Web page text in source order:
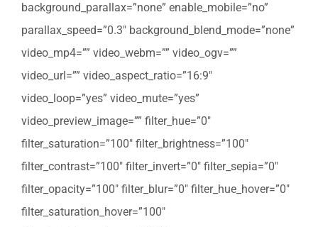
background_parallax=”none” enable_mobile=”no”
parallax_speed=”0.3″ background_blend_mode=”none”
video_mp4=”” video_webm=”” video_ogv=””
video_url=”” video_aspect_ratio=”16:9″
video_loop=”yes” video_mute=”yes”
video_preview_image=”” filter_hue=”0″
filter_saturation=”100″ filter_brightness=”100″
filter_contrast=”100″ filter_invert=”0″ filter_sepia=”0″
filter_opacity=”100″ filter_blur=”0″ filter_hue_hover=”0″
filter_saturation_hover=”100″